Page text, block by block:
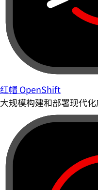
红帽 OpenShift
大规模构建和部署现代化